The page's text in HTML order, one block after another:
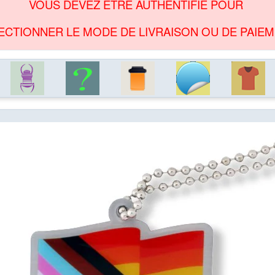
VOUS DEVEZ ÊTRE AUTHENTIFIÉ POUR
LE MODE DE LIVRAISON OU DE